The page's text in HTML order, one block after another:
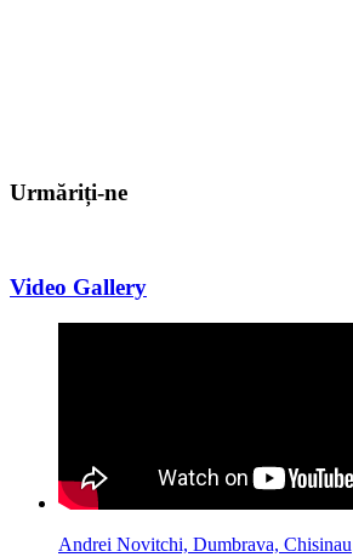
Urmăriți-ne
Video Gallery
Andrei Novitchi, Dumbrava, Chisinau